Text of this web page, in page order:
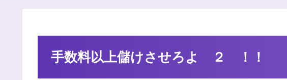
手数料以上儲けさせろよ ２ ！！